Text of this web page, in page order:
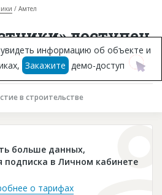
Амтел
доступен
в строительстве
больше данных,
подписка в Личном кабинете
о тарифах
информацию об объекте и
Закажите демо-доступ